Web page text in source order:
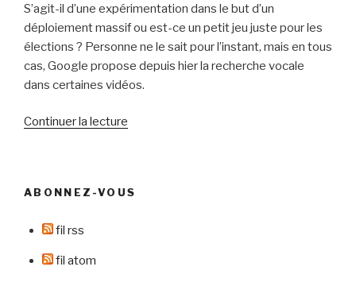
S’agit-il d’une expérimentation dans le but d’un
déploiement massif ou est-ce un petit jeu juste pour les
élections ? Personne ne le sait pour l’instant, mais en tous
cas, Google propose depuis hier la recherche vocale
dans certaines vidéos.
Continuer la lecture
pour
ABONNEZ-VOUS
fil rss
fil atom